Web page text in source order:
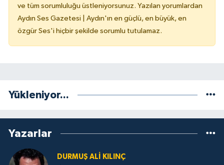
ve tüm sorumluluğu üstleniyorsunuz. Yazılan yorumlardan
Aydın Ses Gazetesi | Aydın'ın en güçlü, en büyük, en
özgür Ses'i hiçbir şekilde sorumlu tutulamaz.
Yükleniyor...
Yazarlar
DURMUŞ ALI KILINÇ